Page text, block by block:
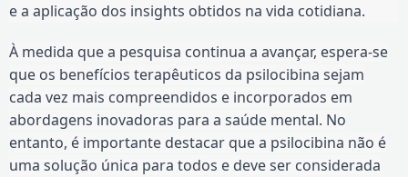
e a aplicação dos insights obtidos na vida cotidiana.
À medida que a pesquisa continua a avançar, espera-se
que os benefícios terapêuticos da psilocibina sejam
cada vez mais compreendidos e incorporados em
abordagens inovadoras para a saúde mental. No
entanto, é importante destacar que a psilocibina não é
uma solução única para todos e deve ser considerada